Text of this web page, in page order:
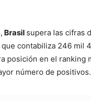
Brasil supera las cifras
que contabiliza 246 mil
posición en el ranking
número de positivos.